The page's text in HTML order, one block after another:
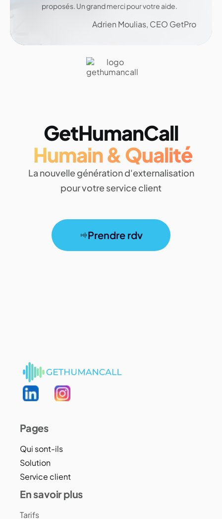
proposés. Un grand merci pour votre aide.
Adrien Moulias, CEO GetPro
GetHumanCall
Humain & Qualité
La nouvelle génération d'externalisation
pour votre service client
Prendre rdv
Pages
Qui sont-ils
Solution
Service client
En savoir plus
Tarifs